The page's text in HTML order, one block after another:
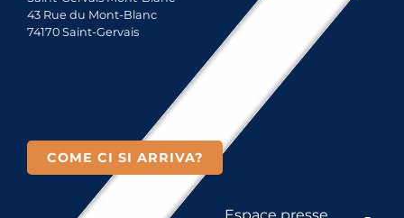
43 Rue du Mont-Blanc
74170 Saint-Gervais
COME CI SI ARRIVA?